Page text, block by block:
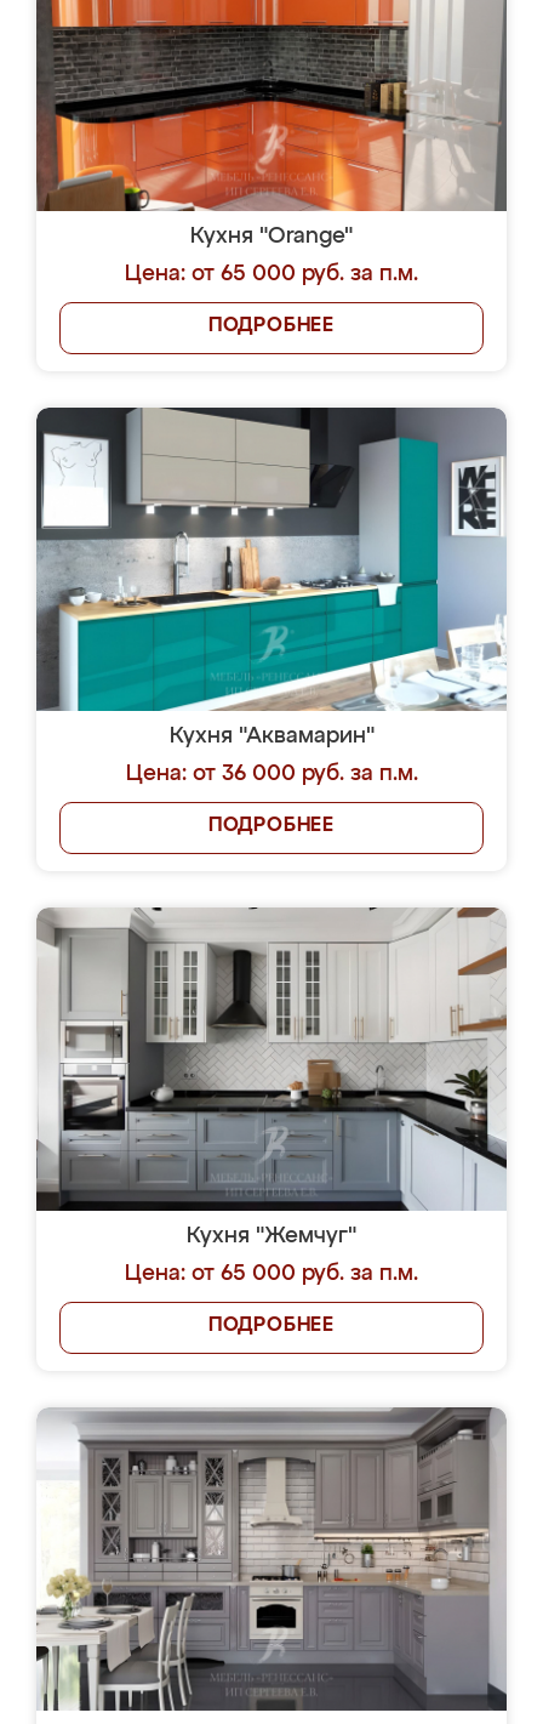
Кухня "Orange"
Цена: от 65 000 руб. за п.м.
ПОДРОБНЕЕ
Кухня "Аквамарин"
Цена: от 36 000 руб. за п.м.
ПОДРОБНЕЕ
Кухня "Жемчуг"
Цена: от 65 000 руб. за п.м.
ПОДРОБНЕЕ